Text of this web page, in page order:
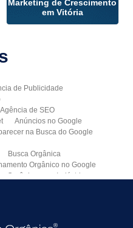
Marketing de Crescimento
em Vitória
de Publicidade
Agência de SEO
Anúncios no Google
na Busca do Google
Busca Orgânica
Orgânico no Google
Orgânica para Indústrias